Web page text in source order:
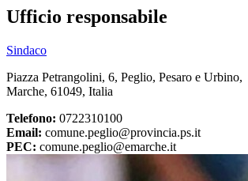
Ufficio responsabile
Sindaco
Piazza Petrangolini, 6, Peglio, Pesaro e Urbino,
Marche, 61049, Italia
Telefono: 0722310100
Email: comune.peglio@provincia.ps.it
PEC: comune.peglio@emarche.it